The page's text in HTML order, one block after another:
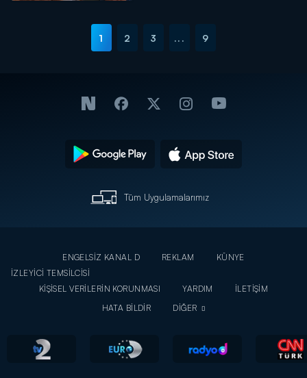
1 2 3 ... 9
Tüm Uygulamalarımız
ENGELSİZ KANAL D REKLAM
KÜNYE
İZLEYİCİ TEMSİLCİSİ
KİŞİSEL VERİLERİN KORUNMASI
YARDIM
İLETİŞİM
HATA BİLDİR
DİĞER